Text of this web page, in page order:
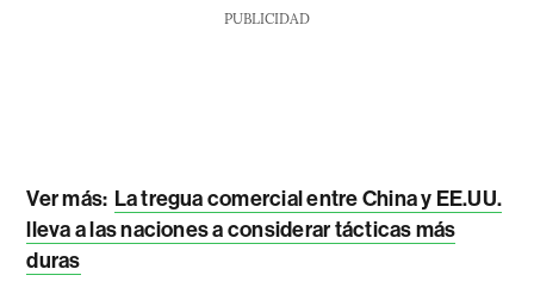
PUBLICIDAD
Ver más: La tregua comercial entre China y EE.UU.
lleva a las naciones a considerar tácticas más
duras